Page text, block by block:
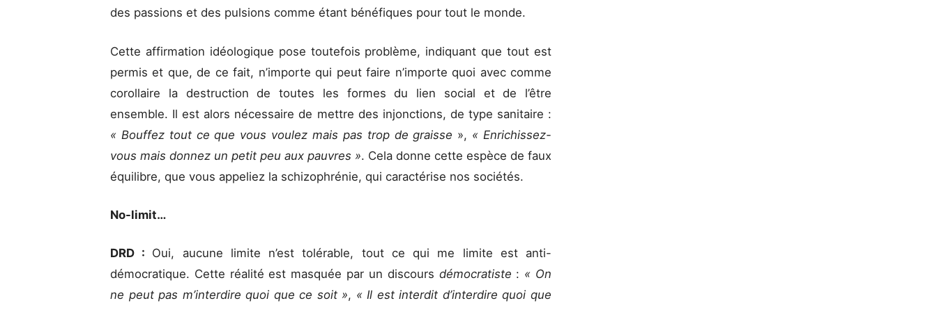
des passions et des pulsions comme étant bénéfiques pour tout le monde.
Cette affirmation idéologique pose toutefois problème, indiquant que tout est
permis et que, de ce fait, n’importe qui peut faire n’importe quoi avec comme
corollaire la destruction de toutes les formes du lien social et de l’être
ensemble. Il est alors nécessaire de mettre des injonctions, de type sanitaire :
« Bouffez tout ce que vous voulez mais pas trop de graisse », « Enrichissez-
vous mais donnez un petit peu aux pauvres ». Cela donne cette espèce de faux
équilibre, que vous appeliez la schizophrénie, qui caractérise nos sociétés.
No-limit…
DRD : Oui, aucune limite n’est tolérable, tout ce qui me limite est anti-
démocratique. Cette réalité est masquée par un discours démocratiste : « On
ne peut pas m’interdire quoi que ce soit », « Il est interdit d’interdire quoi que